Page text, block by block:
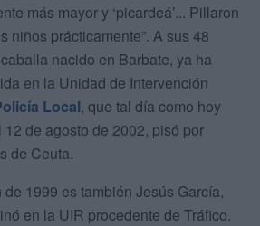
más mayor y ‘picardeá’... Pillaron
niños prácticamente”. A sus 48
nacido en Barbate, ya ha
en la Unidad de Intervención
Local, que tal día como hoy
12 de agosto de 2002, pisó por
de Ceuta.
1999 es también Jesús García,
en la UIR procedente de Tráfico.